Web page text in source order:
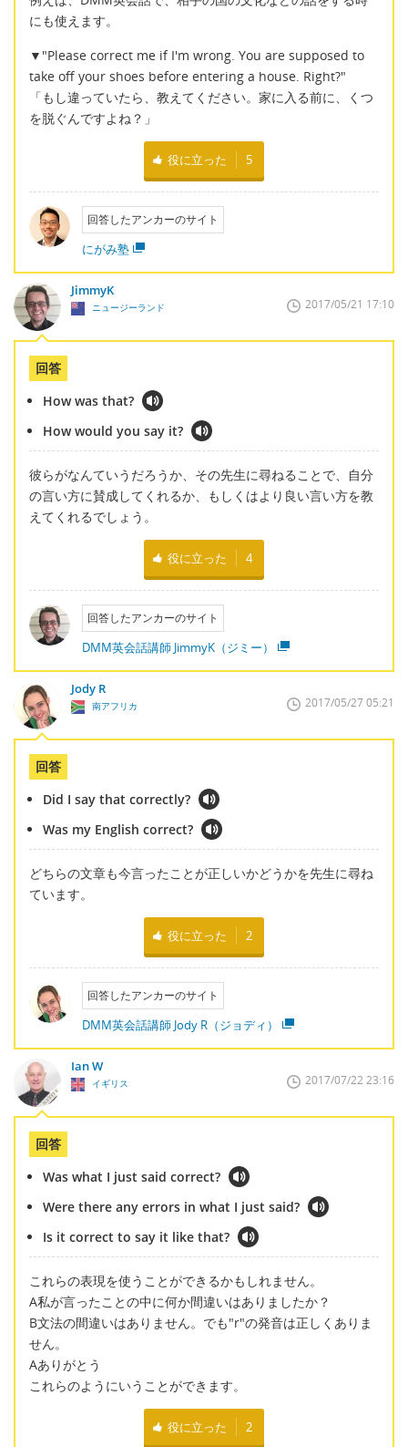
にも使えます。
▼"Please correct me if I'm wrong. You are supposed to
take off your shoes before entering a house. Right?"
「もし違っていたら、教えてください。家に入る前に、くつ
を脱ぐんですよね？」
役に立った 5
回答したアンカーのサイト
にがみ塾
JimmyK
ニュージーランド 2017/05/21 17:10
回答
How was that?
How would you say it?
彼らがなんていうだろうか、その先生に尋ねることで、自分
の言い方に賛成してくれるか、もしくはより良い言い方を教
えてくれるでしょう。
役に立った 4
回答したアンカーのサイト
DMM英会話講師 JimmyK（ジミー）
Jody R
南アフリカ 2017/05/27 05:21
回答
Did I say that correctly?
Was my English correct?
どちらの文章も今言ったことが正しいかどうかを先生に尋ね
ています。
役に立った 2
回答したアンカーのサイト
DMM英会話講師 Jody R（ジョディ）
Ian W
イギリス 2017/07/22 23:16
回答
Was what I just said correct?
Were there any errors in what I just said?
Is it correct to say it like that?
これらの表現を使うことができるかもしれません。
A私が言ったことの中に何か間違いはありましたか？
B文法の間違いはありません。でも"r"の発音は正しくありま
せん。
Aありがとう
これらのようにいうことができます。
役に立った 2